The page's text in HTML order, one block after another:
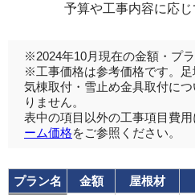
予算や工事内容に応
※2024年10月現在の金額・プ
※工事価格は参考価格です。
気棟取付・雪止め金具取付に
りません。
表中の項目以外の工事項目費用
ーム価格をご参照ください。
プラン名 金額 屋根材